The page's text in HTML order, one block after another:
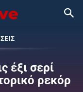
έξι σερί
ρεκόρ